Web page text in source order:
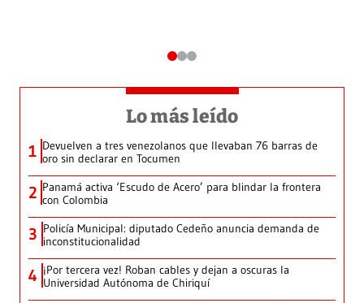
Lo más leído
1 Devuelven a tres venezolanos que llevaban 76 barras de
oro sin declarar en Tocumen
2 Panamá activa ‘Escudo de Acero’ para blindar la frontera
con Colombia
3 Policía Municipal: diputado Cedeño anuncia demanda de
inconstitucionalidad
4 ¡Por tercera vez! Roban cables y dejan a oscuras la
Universidad Autónoma de Chiriquí